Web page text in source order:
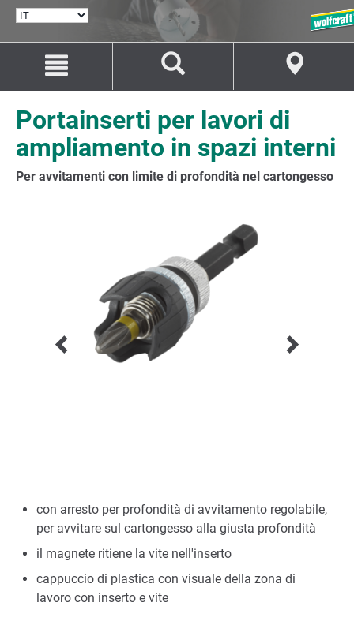
SELEZIONA
contenuto
navigazione
Portainserti per lavori di
ampliamento in spazi interni
Per avvitamenti con limite di profondità nel cartongesso
con arresto per profondità di avvitamento regolabile,
per avvitare sul cartongesso alla giusta profondità
il magnete ritiene la vite nell'inserto
cappuccio di plastica con visuale della zona di
lavoro con inserto e vite